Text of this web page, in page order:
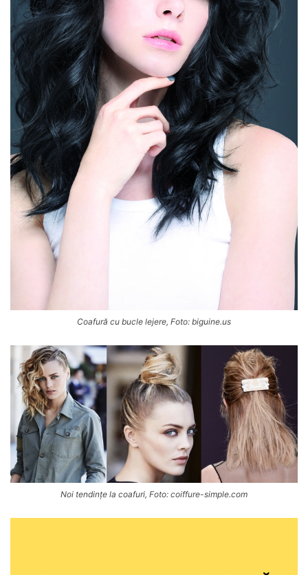
Coafură cu bucle lejere, Foto: biguine.us
Noi tendințe la coafuri, Foto: coiffure-simple.com